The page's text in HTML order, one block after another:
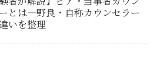
とは―野良・自称カウンセラー
いを整理